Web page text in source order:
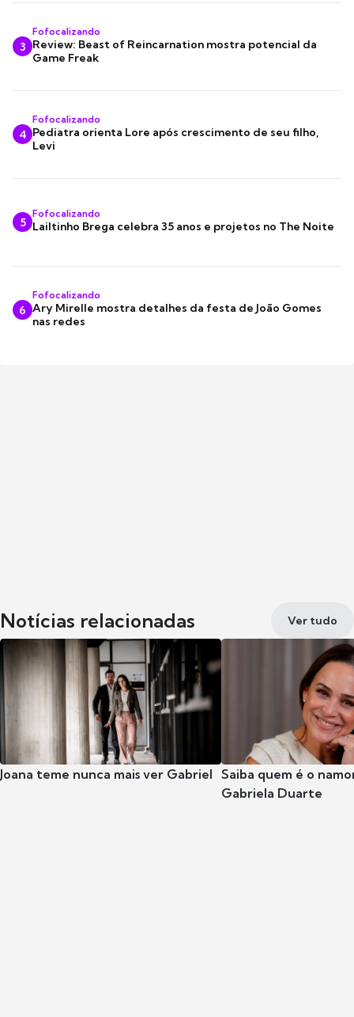
3
Fofocalizando
Review: Beast of Reincarnation mostra potencial da
Game Freak
4
Fofocalizando
Pediatra orienta Lore após crescimento de seu filho,
Levi
5
Fofocalizando
Lailtinho Brega celebra 35 anos e projetos no The Noite
6
Fofocalizando
Ary Mirelle mostra detalhes da festa de João Gomes
nas redes
Notícias relacionadas Ver tudo
Joana teme nunca mais ver Gabriel Saiba quem é o
Gabriela Duarte